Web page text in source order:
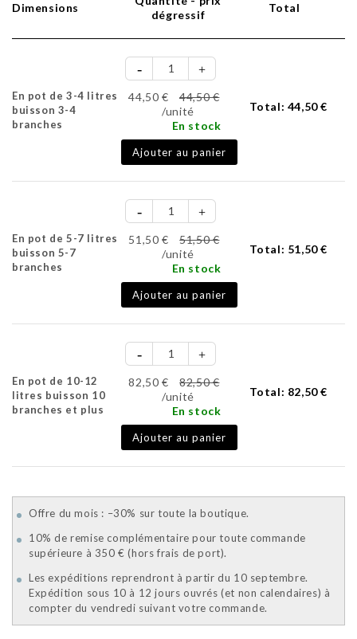
Dimensions
dégressif
Total
En pot de 3-4 litres
buisson 3-4
branches
44,50 €
44,50 €
/unité
En stock
Ajouter au panier
Total: 44,50 €
En pot de 5-7 litres
buisson 5-7
branches
51,50 €
51,50 €
/unité
En stock
Ajouter au panier
Total: 51,50 €
En pot de 10-12
litres buisson 10
branches et plus
82,50 €
82,50 €
/unité
En stock
Ajouter au panier
Total: 82,50 €
Offre du mois : –30% sur toute la boutique.
10% de remise complémentaire pour toute commande
supérieure à 350 € (hors frais de port).
Les expéditions reprendront à partir du 10 septembre.
Expédition sous 10 à 12 jours ouvrés (et non calendaires) à
compter du vendredi suivant votre commande.